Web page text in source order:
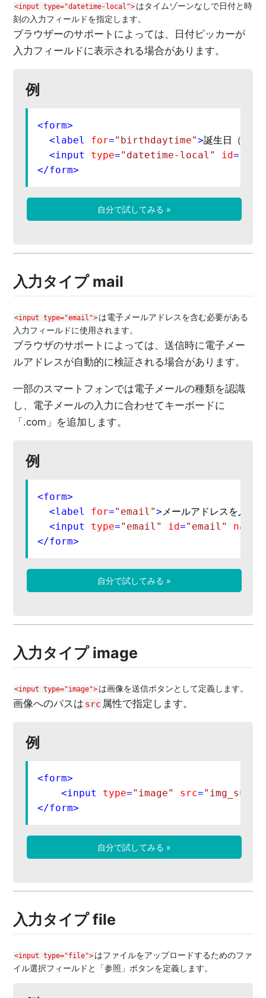
<input type="datetime-local"> はタイムゾーンなしで日付と時
刻の入力フィールドを指定します。
ブラウザーのサポートによっては、日付ピッカーが
入力フィールドに表示される場合があります。
例
<form>
<label for="birthdaytime">誕生日（日付
<input type="datetime-local" id=
</form>
自分で試してみる »
入力タイプ mail
<input type="email"> は電子メールアドレスを含む必要がある
入力フィールドに使用されます。
ブラウザのサポートによっては、送信時に電子メー
ルアドレスが自動的に検証される場合があります。
一部のスマートフォンでは電子メールの種類を認識
し、電子メールの入力に合わせてキーボードに
「.com」を追加します。
例
<form>
<label for="email">メールアドレスを入力
<input type="email" id="email" name
</form>
自分で試してみる »
入力タイプ image
<input type="image"> は画像を送信ボタンとして定義します。
画像へのパスは src 属性で指定します。
例
<form>
<input type="image" src=
</form>
自分で試してみる »
入力タイプ file
<input type="file"> はファイルをアップロードするためのファ
イル選択フィールドと「参照」ボタンを定義します。